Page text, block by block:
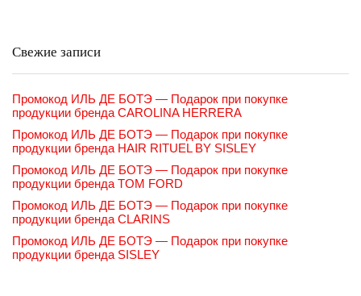
Свежие записи
Промокод ИЛЬ ДЕ БОТЭ — Подарок при покупке
продукции бренда CAROLINA HERRERA
Промокод ИЛЬ ДЕ БОТЭ — Подарок при покупке
продукции бренда HAIR RITUEL BY SISLEY
Промокод ИЛЬ ДЕ БОТЭ — Подарок при покупке
продукции бренда TOM FORD
Промокод ИЛЬ ДЕ БОТЭ — Подарок при покупке
продукции бренда CLARINS
Промокод ИЛЬ ДЕ БОТЭ — Подарок при покупке
продукции бренда SISLEY